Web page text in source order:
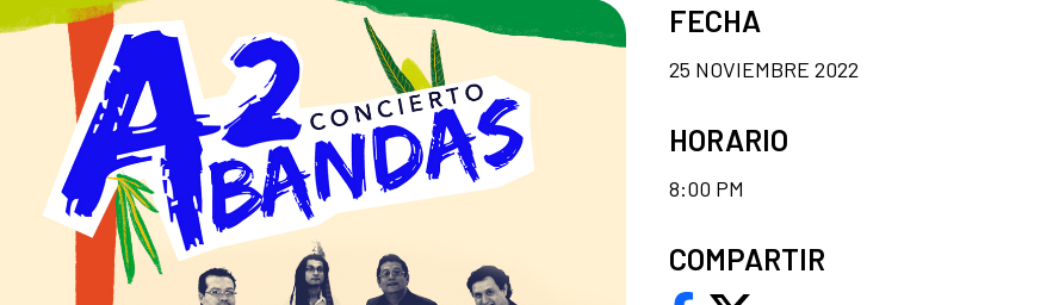
FECHA
25 NOVIEMBRE 2022
HORARIO
8:00 PM
COMPARTIR